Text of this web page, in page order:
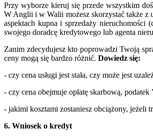
Przy wyborze kieruj się przede wszystkim
W Anglii i w Walii możesz skorzystać także z
aspektach kupna i sprzedaży nieruchomości
swojego doradcę kredytowego lub agenta
Zanim zdecydujesz kto poprowadzi Twoją
ceny mogą się bardzo różnić. Dowiedz się:
- czy cena usługi jest stała, czy może jest
- czy cena obejmuje opłatę skarbową,
- jakimi kosztami zostaniesz obciążony, jeżeli
6. Wniosek o kredyt